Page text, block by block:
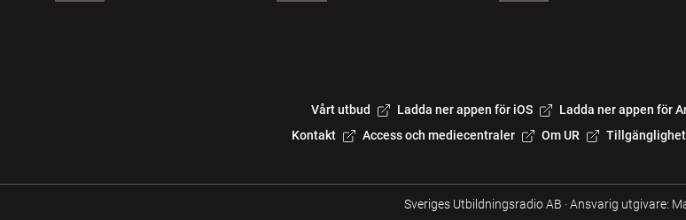
Vårt utbud Ladda ner appen för iOS Ladda ner appen för
Kontakt
Access och mediecentraler Om UR
Sveriges Utbildningsradio AB ·Ansvarig utgivare: